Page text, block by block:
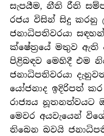
සැපයීම, නීති රීති
රජය විසින් සිදු කරනු
ජනාධිපතිවරයා
ක්ෂේත්‍රයේ මතුව ඇති
පිළිබඳව මෙහිදී එම
ජනාධිපතිවරයා
යෝජනාද ඉදිරිපත්
රාජ්‍යය නූතනත්වයට
මෙවර අයවැයෙන්
තිබෙන බවයි